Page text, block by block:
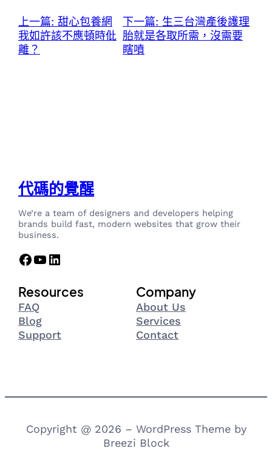
上一篇: 甜心包養網
我如許該不應頓時仳
離？
下一篇: 生三台灣產後護理
胎就是各取所需，沒需要
瞎噴
代碼的覺醒
We’re a team of designers and developers helping
brands build fast, modern websites that grow their
business.
Facebook YouTube LinkedIn
Resources
FAQ
Blog
Support
Company
About Us
Services
Contact
Copyright @ 2026 – WordPress Theme by
Breezi Block